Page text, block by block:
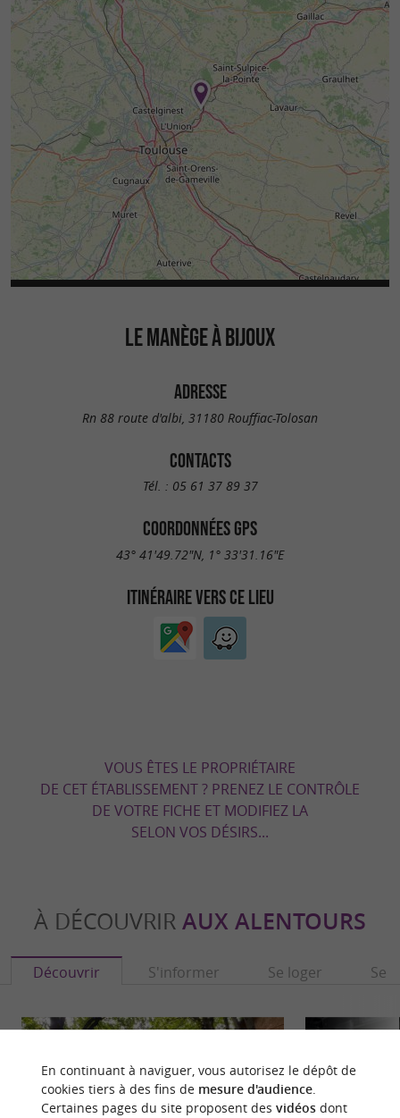
LE MANÈGE À BIJOUX
ADRESSE
Rn 88 route d'albi, 31180 Rouffiac-Tolosan
CONTACTS
Tél. : 05 61 37 89 37
COORDONNÉES GPS
43° 41'49.72"N, 1° 33'31.16"E
ITINÉRAIRE VERS CE LIEU
VOUS ÊTES LE PROPRIÉTAIRE
DE CET ÉTABLISSEMENT ? PRENEZ LE CONTRÔLE
DE VOTRE FICHE ET MODIFIEZ LA
SELON VOS DÉSIRS...
À DÉCOUVRIR AUX ALENTOURS
Découvrir S'informer Se loger Se
En continuant à naviguer, vous autorisez le dépôt de
cookies tiers à des fins de mesure d'audience.
Certaines pages du site proposent des vidéosdont